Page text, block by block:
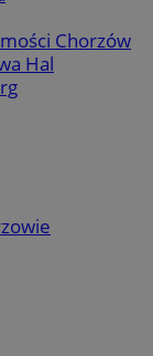
Chorzów
Hal